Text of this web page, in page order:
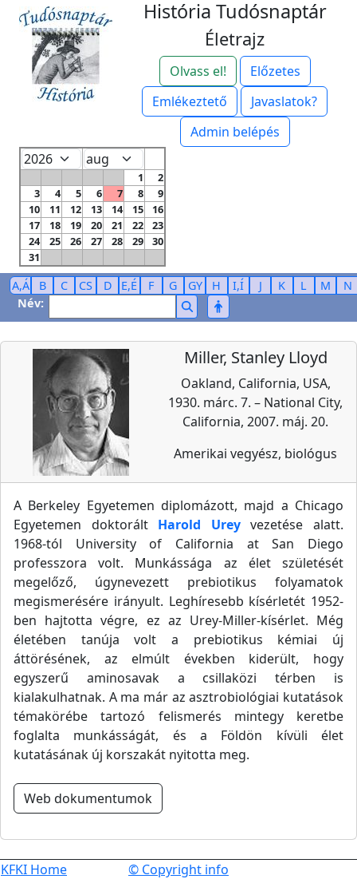
História Tudósnaptár
Életrajz
Olvass el!
Előzetes
Emlékeztető
Javaslatok?
Admin belépés
1
2
3
4 5 6 7 8
9
10
11 12 13 14 15
16
17
18 19 20 21 22
23
24
25 26 27 28 29
30
31
A,Á B C CS D E,É F G GY H I,Í J K L M
N
Név:
Miller, Stanley Lloyd
Oakland, California, USA,
1930. márc. 7. – National City,
California, 2007. máj. 20.
Amerikai vegyész, biológus
A Berkeley Egyetemen diplomázott, majd a Chicago
Egyetemen doktorált Harold Ureyvezetése alatt.
1968-tól University of California at San Diego
professzora volt. Munkássága az élet születését
megelőző, úgynevezett prebiotikus folyamatok
megismerésére irányult. Leghíresebb kísérletét 1952-
ben hajtotta végre, ez az Urey-Miller-kísérlet. Még
életében tanúja volt a prebiotikus kémiai új
áttörésének, az elmúlt években kiderült, hogy
egyszerű aminosavak a csillaközi térben is
kialakulhatnak. A ma már az asztrobiológiai kutatások
témakörébe tartozó felismerés mintegy keretbe
foglalta munkásságát, és a Földön kívüli élet
kutatásának új korszakát nyitotta meg.
Web dokumentumok
KFKI Home
© Copyright info